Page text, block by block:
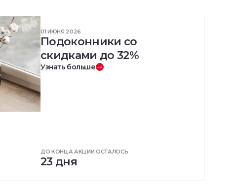
01 ИЮНЯ 2026
Подоконники со
скидками до 32%
Узнать больше
ДО КОНЦА АКЦИИ ОСТАЛОСЬ
23 дня